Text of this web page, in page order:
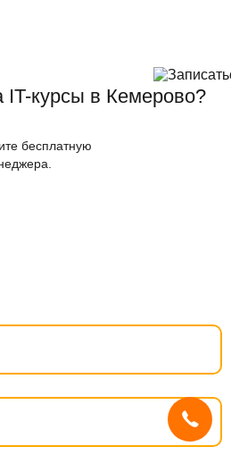
IT-курсы в Кемерово?
бесплатную
условия.